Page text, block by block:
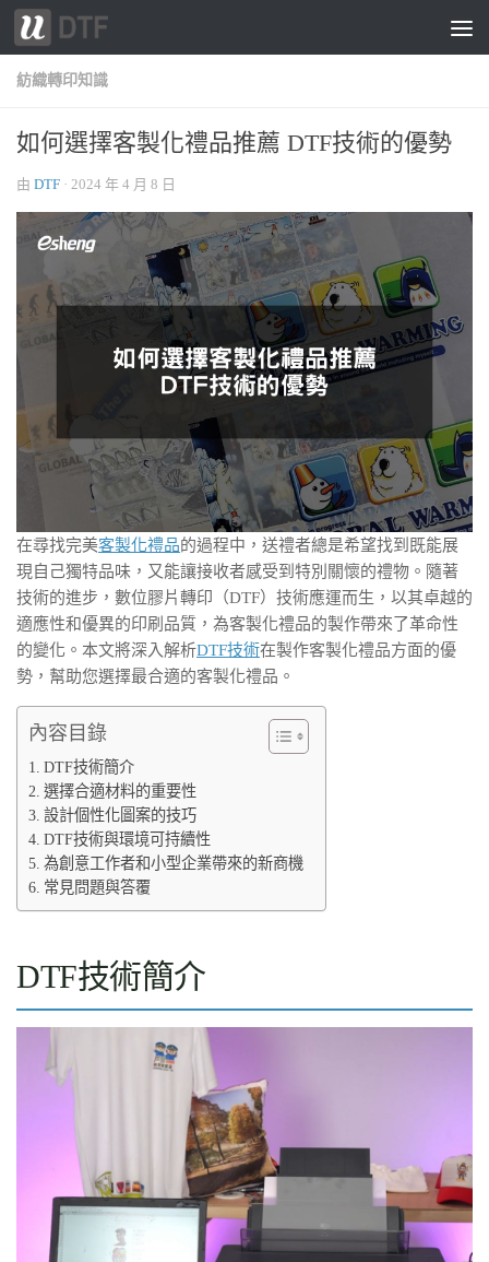
跳轉至內容
紡織轉印知識
如何選擇客製化禮品推薦 DTF技術的優勢
由 DTF · 2024 年 4 月 8 日
在尋找完美客製化禮品的過程中，送禮者總是希望找到既能展
現自己獨特品味，又能讓接收者感受到特別關懷的禮物。隨著
技術的進步，數位膠片轉印（DTF）技術應運而生，以其卓越的
適應性和優異的印刷品質，為客製化禮品的製作帶來了革命性
的變化。本文將深入解析DTF技術在製作客製化禮品方面的優
勢，幫助您選擇最合適的客製化禮品。
內容目錄
DTF技術簡介
選擇合適材料的重要性
設計個性化圖案的技巧
DTF技術與環境可持續性
為創意工作者和小型企業帶來的新商機
常見問題與答覆
DTF技術簡介